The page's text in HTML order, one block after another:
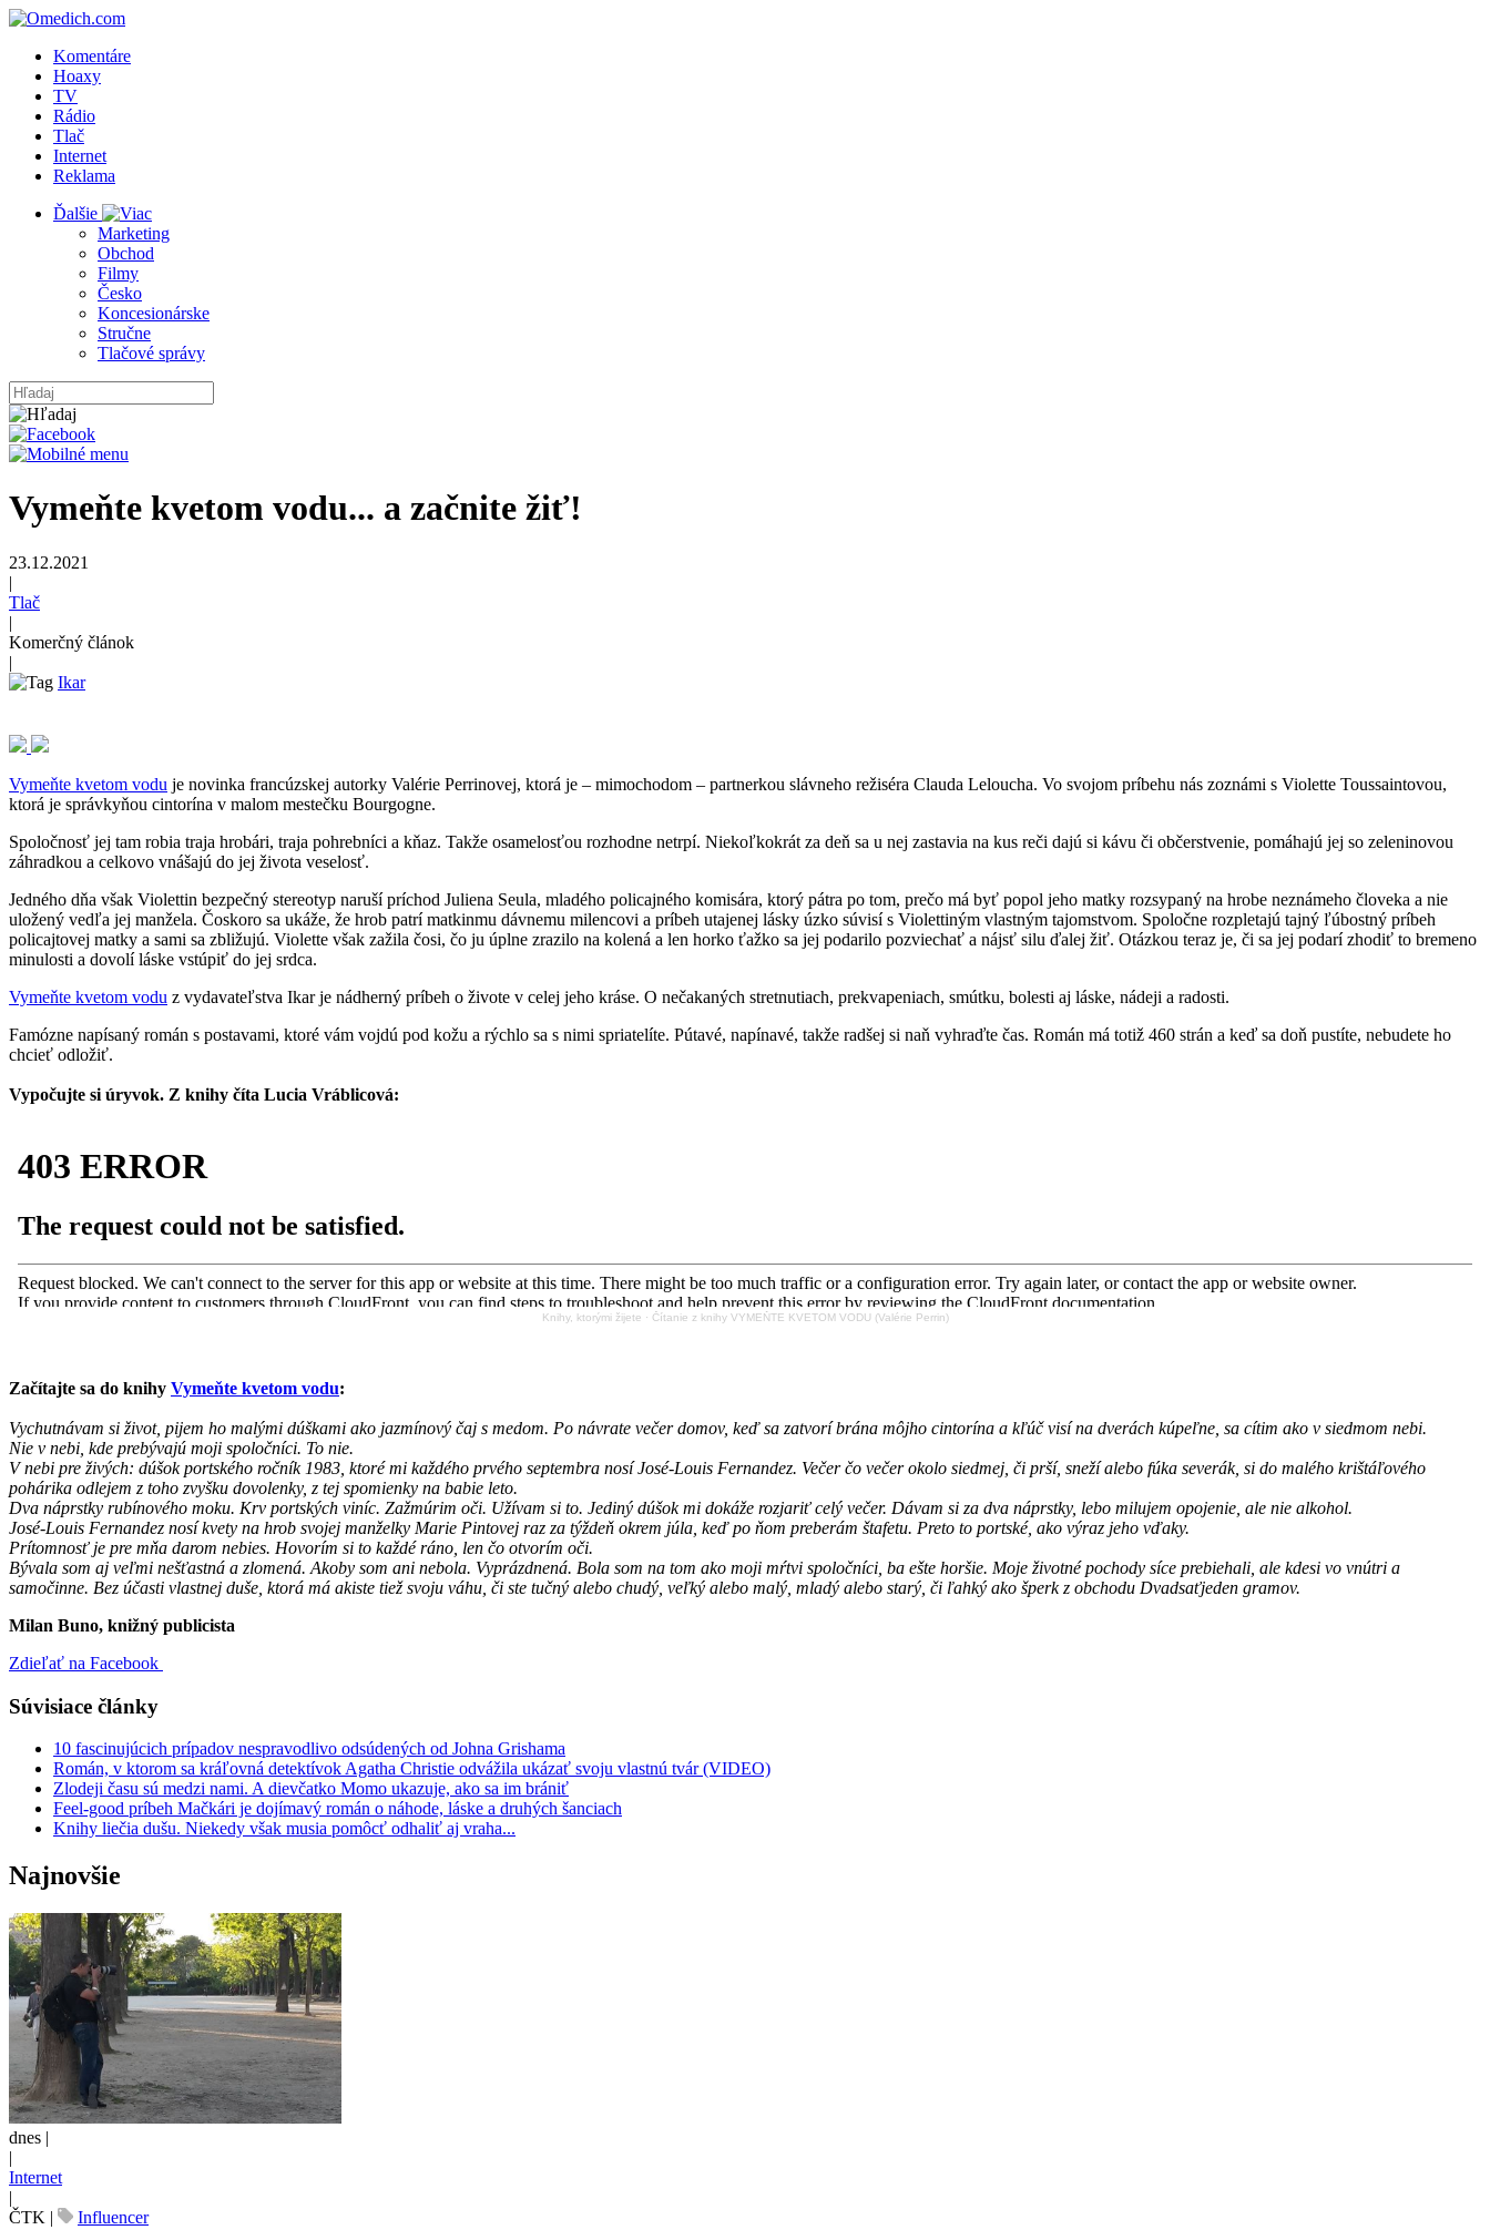
Komentáre
Hoaxy
TV
Rádio
Tlač
Internet
Reklama
Ďalšie
Marketing
Obchod
Filmy
Česko
Koncesionárske
Stručne
Tlačové správy
Vymeňte kvetom vodu... a začnite žiť!
23.12.2021
|
Tlač
|
Komerčný článok
|
Ikar
Vymeňte kvetom vodu je novinka francúzskej autorky Valérie Perrinovej, ktorá je – mimochodom – partnerkou slávneho režiséra Clauda Leloucha. Vo svojom príbehu nás zoznámi s Violette Toussaintovou,
ktorá je správkyňou cintorína v malom mestečku Bourgogne.
Spoločnosť jej tam robia traja hrobári, traja pohrebníci a kňaz. Takže osamelosťou rozhodne netrpí. Niekoľkokrát za deň sa u nej zastavia na kus reči dajú si kávu či občerstvenie, pomáhajú jej so zeleninovou
záhradkou a celkovo vnášajú do jej života veselosť.
Jedného dňa však Violettin bezpečný stereotyp naruší príchod Juliena Seula, mladého policajného komisára, ktorý pátra po tom, prečo má byť popol jeho matky rozsypaný na hrobe neznámeho človeka a nie
uložený vedľa jej manžela. Čoskoro sa ukáže, že hrob patrí matkinmu dávnemu milencovi a príbeh utajenej lásky úzko súvisí s Violettiným vlastným tajomstvom. Spoločne rozpletajú tajný ľúbostný príbeh
policajtovej matky a sami sa zbližujú. Violette však zažila čosi, čo ju úplne zrazilo na kolená a len horko ťažko sa jej podarilo pozviechať a nájsť silu ďalej žiť. Otázkou teraz je, či sa jej podarí zhodiť to bremeno
minulosti a dovolí láske vstúpiť do jej srdca.
Vymeňte kvetom vodu z vydavateľstva Ikar je nádherný príbeh o živote v celej jeho kráse. O nečakaných stretnutiach, prekvapeniach, smútku, bolesti aj láske, nádeji a radosti.
Famózne napísaný román s postavami, ktoré vám vojdú pod kožu a rýchlo sa s nimi spriatelíte. Pútavé, napínavé, takže radšej si naň vyhraďte čas. Román má totiž 460 strán a keď sa doň pustíte, nebudete ho
chcieť odložiť.
Vypočujte si úryvok. Z knihy číta Lucia Vráblicová:
Knihy, ktorými žijete · Čítanie z knihy VYMEŇTE KVETOM VODU (Valérie Perrin)
Začítajte sa do knihy Vymeňte kvetom vodu:
Vychutnávam si život, pijem ho malými dúškami ako jazmínový čaj s medom. Po návrate večer domov, keď sa zatvorí brána môjho cintorína a kľúč visí na dverách kúpeľne, sa cítim ako v siedmom nebi.
Nie v nebi, kde prebývajú moji spoločníci. To nie.
V nebi pre živých: dúšok portského ročník 1983, ktoré mi každého prvého septembra nosí José-Louis Fernandez. Večer čo večer okolo siedmej, či prší, sneží alebo fúka severák, si do malého krištáľového
pohárika odlejem z toho zvyšku dovolenky, z tej spomienky na babie leto.
Dva náprstky rubínového moku. Krv portských viníc. Zažmúrim oči. Užívam si to. Jediný dúšok mi dokáže rozjariť celý večer. Dávam si za dva náprstky, lebo milujem opojenie, ale nie alkohol.
José-Louis Fernandez nosí kvety na hrob svojej manželky Marie Pintovej raz za týždeň okrem júla, keď po ňom preberám štafetu. Preto to portské, ako výraz jeho vďaky.
Prítomnosť je pre mňa darom nebies. Hovorím si to každé ráno, len čo otvorím oči.
Bývala som aj veľmi nešťastná a zlomená. Akoby som ani nebola. Vyprázdnená. Bola som na tom ako moji mŕtvi spoločníci, ba ešte horšie. Moje životné pochody síce prebiehali, ale kdesi vo vnútri a
samočinne. Bez účasti vlastnej duše, ktorá má akiste tiež svoju váhu, či ste tučný alebo chudý, veľký alebo malý, mladý alebo starý, či ľahký ako šperk z obchodu Dvadsaťjeden gramov.
Milan Buno, knižný publicista
Zdieľať na Facebook
Súvisiace články
10 fascinujúcich prípadov nespravodlivo odsúdených od Johna Grishama
Román, v ktorom sa kráľovná detektívok Agatha Christie odvážila ukázať svoju vlastnú tvár (VIDEO)
Zlodeji času sú medzi nami. A dievčatko Momo ukazuje, ako sa im brániť
Feel-good príbeh Mačkári je dojímavý román o náhode, láske a druhých šanciach
Knihy liečia dušu. Niekedy však musia pomôcť odhaliť aj vraha...
Najnovšie
dnes |
|
Internet
|
ČTK | Influencer